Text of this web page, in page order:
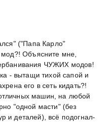
("Папа Карло"
мод?! Объясните мне,
ЧУЖИХ модов!
- вытащи тихой сапой и
его в сеть кидать?!
машин, на любой
"одной масти" (без
и деталей), всё подогнал-